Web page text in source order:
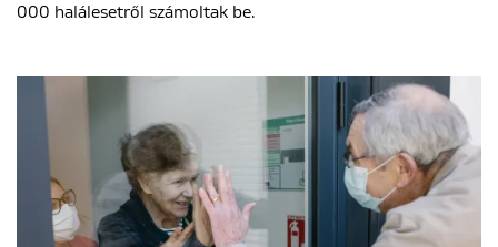
000 halálesetről számoltak be.